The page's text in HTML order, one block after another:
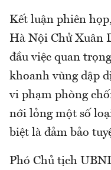
Kết luận phiên
Hà Nội Chử Xuân
đầu việc quan
khoanh vùng dập
vi phạm phòng
nới lỏng một số
biệt là đảm bảo
Phó Chủ tịch